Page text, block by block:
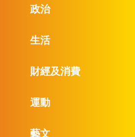
政治
生活
財經及消費
運動
藝文